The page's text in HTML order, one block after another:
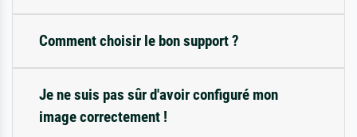
Comment choisir le bon support ?
Je ne suis pas sûr d'avoir configuré mon
image correctement !